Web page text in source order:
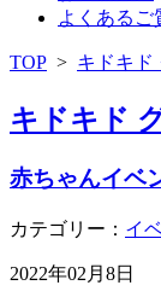
よくあるご
TOP > キドキド
キドキド
赤ちゃんイベ
カテゴリー： イ
2022年02月8日